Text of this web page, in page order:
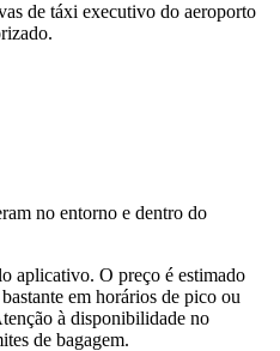
de táxi executivo do aeroporto
no entorno e dentro do
aplicativo. O preço é estimado
em horários de pico ou
à disponibilidade no
de bagagem.